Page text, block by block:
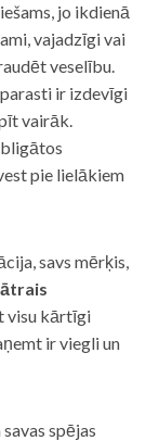
jo ikdienā
vajadzīgi vai
veselību.
ir izdevīgi
vairāk.
pie lielākiem
savs mērķis,
ātrais
visu kārtīgi
ir viegli un
spējas